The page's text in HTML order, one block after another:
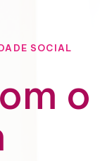
SOCIAL
o